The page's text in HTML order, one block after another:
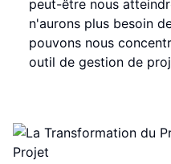
peut-être nous
n'aurons plus besoin
pouvons nous
outil de gestion de